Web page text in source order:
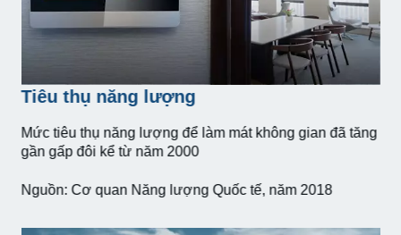
Tiêu thụ năng lượng
Mức tiêu thụ năng lượng để làm mát không gian đã tăng
gần gấp đôi kể từ năm 2000
Nguồn: Cơ quan Năng lượng Quốc tế, năm 2018